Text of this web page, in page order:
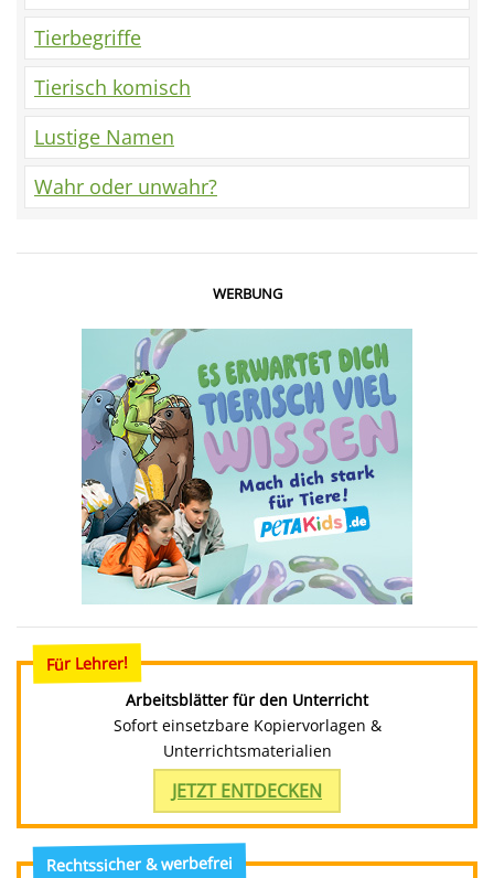
Tierbegriffe
Tierisch komisch
Lustige Namen
Wahr oder unwahr?
WERBUNG
Für Lehrer!
Arbeitsblätter für den Unterricht
Sofort einsetzbare Kopiervorlagen &
Unterrichtsmaterialien
JETZT ENTDECKEN
Rechtssicher & werbefrei